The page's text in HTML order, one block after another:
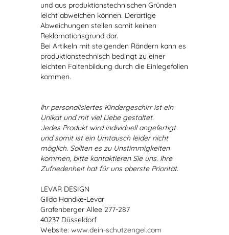
und aus produktionstechnischen Gründen
leicht abweichen können. Derartige
Abweichungen stellen somit keinen
Reklamationsgrund dar.
Bei Artikeln mit steigenden Rändern kann es
produktionstechnisch bedingt zu einer
leichten Faltenbildung durch die Einlegefolien
kommen.
Ihr personalisiertes Kindergeschirr ist ein
Unikat und mit viel Liebe gestaltet.
Jedes Produkt wird individuell angefertigt
und somit ist ein Umtausch leider nicht
möglich. Sollten es zu Unstimmigkeiten
kommen, bitte kontaktieren Sie uns. Ihre
Zufriedenheit hat für uns oberste Priorität.
LEVAR DESIGN
Gilda Handke-Levar
Grafenberger Allee 277-287
40237 Düsseldorf
Website: www.dein-schutzengel.com